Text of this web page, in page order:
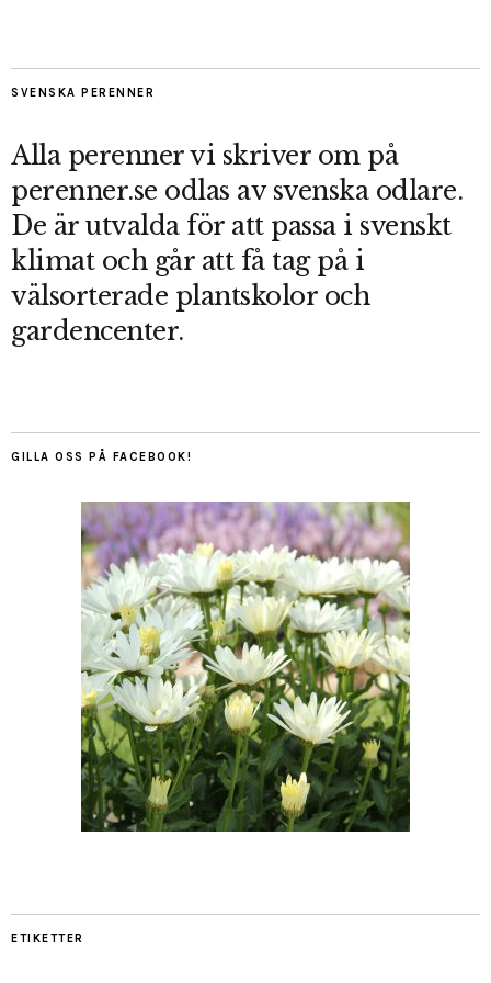
SVENSKA PERENNER
Alla perenner vi skriver om på
perenner.se odlas av svenska odlare.
De är utvalda för att passa i svenskt
klimat och går att få tag på i
välsorterade plantskolor och
gardencenter.
GILLA OSS PÅ FACEBOOK!
ETIKETTER